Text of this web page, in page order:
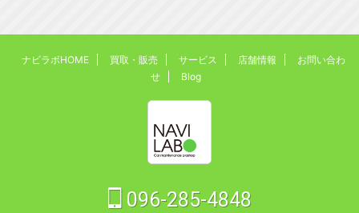
ナビラボHOME 買取・販売 サービス 店舗情報
お問い合わ
せ
Blog
096-285-4848